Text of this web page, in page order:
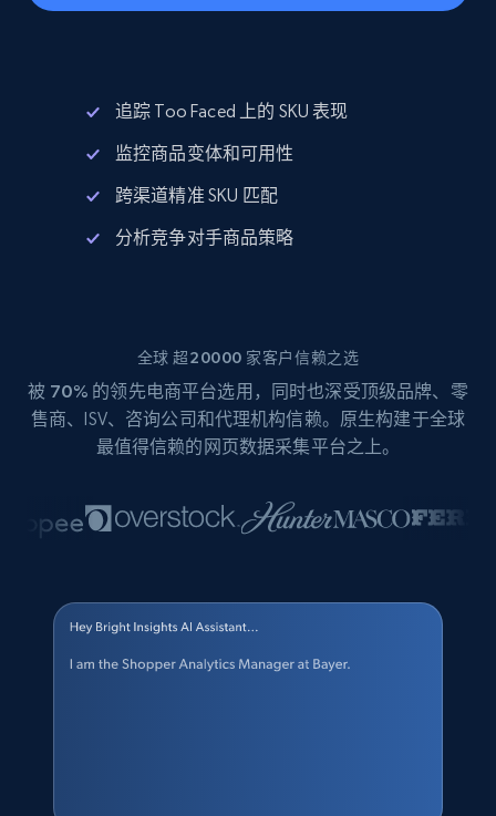
追踪 Too Faced 上的 SKU 表现
监控商品变体和可用性
跨渠道精准 SKU 匹配
分析竞争对手商品策略
全球 超20000 家客户信赖之选
被 70% 的领先电商平台选用，同时也深受顶级品牌、零
售商、ISV、咨询公司和代理机构信赖。原生构建于全球
最值得信赖的网页数据采集平台之上。